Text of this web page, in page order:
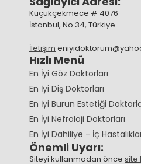
Küçükçekmece # 4076
İstanbul, No 34, Türkiye
İletişim
Hızlı Menü
En İyi Göz Doktorları
En İyi Diş Doktorları
En İyi Burun Estetiği
En İyi Nefroloji Doktorları
En İyi Dahiliye - İç
Önemli Uyarı:
Siteyi kullanmadan önce site